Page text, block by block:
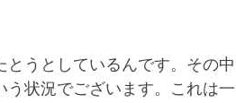
うとしているんです。その中
状況でございます。これは一